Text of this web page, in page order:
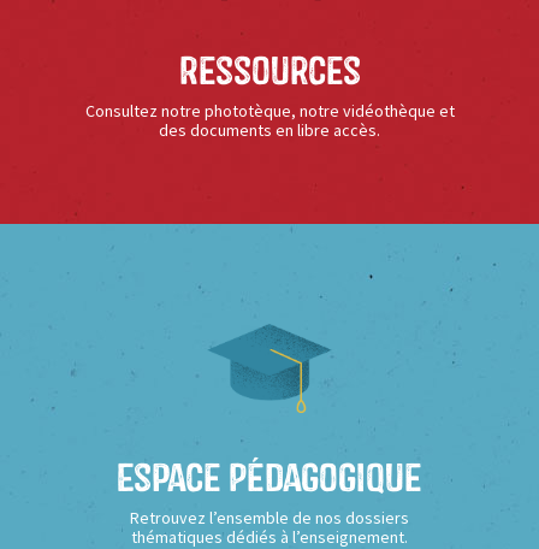
Ressources
Consultez notre phototèque, notre vidéothèque et
des documents en libre accès.
Espace Pédagogique
Retrouvez l’ensemble de nos dossiers
thématiques dédiés à l’enseignement.